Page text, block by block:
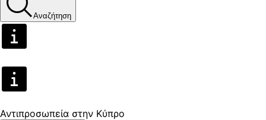
Αναζήτηση
Αντιπροσωπεία στην Κύπρο